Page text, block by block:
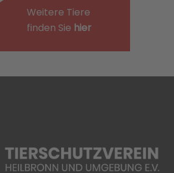
Weitere Tiere
finden Sie hier